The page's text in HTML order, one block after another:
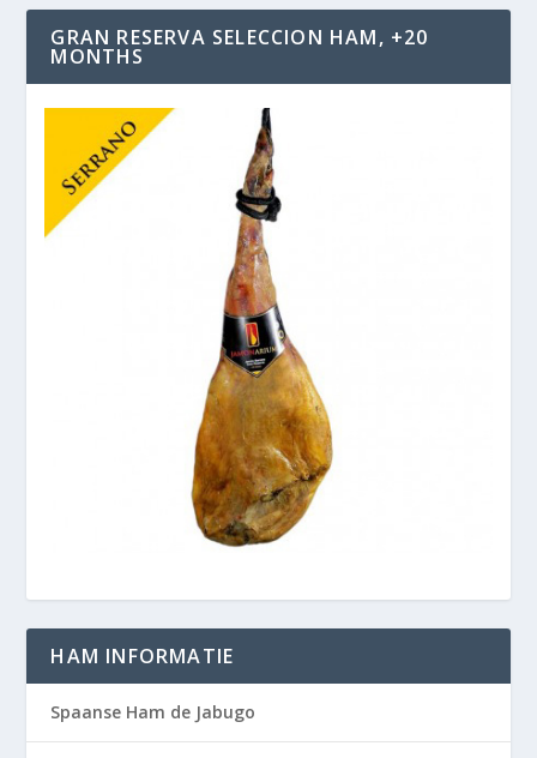
GRAN RESERVA SELECCION HAM, +20
MONTHS
HAM INFORMATIE
Spaanse Ham de Jabugo